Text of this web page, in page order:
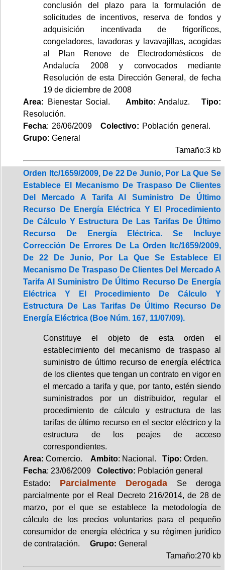
conclusión del plazo para la formulación de
solicitudes de incentivos, reserva de fondos y
adquisición incentivada de frigoríficos,
congeladores, lavadoras y lavavajillas, acogidas
al Plan Renove de Electrodomésticos de
Andalucía 2008 y convocados mediante
Resolución de esta Dirección General, de fecha
19 de diciembre de 2008
Area: Bienestar Social. Ambito: Andaluz.Tipo:
Resolución.
Fecha: 26/06/2009Colectivo: Población general.
Grupo: General
Tamaño:3 kb
Orden Itc/1659/2009, De 22 De Junio, Por La Que Se
Establece El Mecanismo De Traspaso De Clientes
Del Mercado A Tarifa Al Suministro De Último
Recurso De Energía Eléctrica Y El Procedimiento
De Cálculo Y Estructura De Las Tarifas De Último
Recurso De Energía Eléctrica. Se Incluye
Corrección De Errores De La Orden Itc/1659/2009,
De 22 De Junio, Por La Que Se Establece El
Mecanismo De Traspaso De Clientes Del Mercado A
Tarifa Al Suministro De Último Recurso De Energía
Eléctrica Y El Procedimiento De Cálculo Y
Estructura De Las Tarifas De Último Recurso De
Energía Eléctrica (Boe Núm. 167, 11/07/09).
Constituye el objeto de esta orden el
establecimiento del mecanismo de traspaso al
suministro de último recurso de energía eléctrica
de los clientes que tengan un contrato en vigor en
el mercado a tarifa y que, por tanto, estén siendo
suministrados por un distribuidor, regular el
procedimiento de cálculo y estructura de las
tarifas de último recurso en el sector eléctrico y la
estructura de los peajes de acceso
correspondientes.
Area: Comercio. Ambito: Nacional. Tipo: Orden.
Fecha: 23/06/2009 Colectivo: Población general
Estado: Parcialmente Derogada Se deroga
parcialmente por el Real Decreto 216/2014, de 28 de
marzo, por el que se establece la metodología de
cálculo de los precios voluntarios para el pequeño
consumidor de energía eléctrica y su régimen jurídico
de contratación.
Grupo: General
Tamaño:270 kb